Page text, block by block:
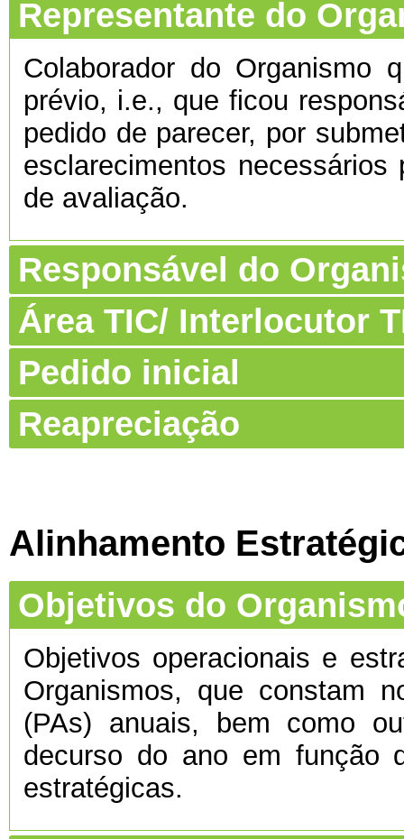
Representante do
Colaborador do Organismo
prévio, i.e., que ficou
pedido de parecer, por
esclarecimentos
de avaliação.
Responsável do
Área TIC/ Interlocutor
Pedido inicial
Reapreciação
Alinhamento
Objetivos do
Objetivos operacionais e
Organismos, que constam
(PAs) anuais, bem como
decurso do ano em função
estratégicas.